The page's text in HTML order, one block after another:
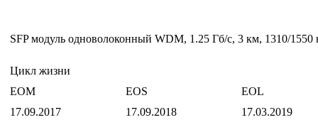
SFP модуль одноволоконный WDM, 1.25 Гб/с, 3 км, 1310/1550
Цикл жизни
EOM
EOS
EOL
17.09.2017
17.09.2018 17.03.2019